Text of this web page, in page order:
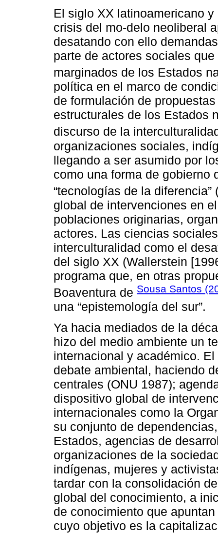
El siglo XX latinoamericano
crisis del mo-delo neoliberal
desatando con ello
parte de actores sociales
marginados de los Estados
política en el marco de
de formulación de
estructurales de los Estados
discurso de la
organizaciones sociales,
llegando a ser asumido por
como una forma de gobierno
“tecnologías de la diferencia”
global de intervenciones en
poblaciones originarias,
actores. Las ciencias
interculturalidad como el
del siglo XX (Wallerstein
programa que, en otras
Boaventura de Sousa Santos
una “epistemología del sur”.
Ya hacia mediados de la
hizo del medio ambiente un
internacional y académico.
debate ambiental, haciendo
centrales (ONU 1987);
dispositivo global de
internacionales como la
su conjunto de
Estados, agencias de
organizaciones de la
indígenas, mujeres y
tardar con la consolidación
global del conocimiento, a
de conocimiento que
cuyo objetivo es la